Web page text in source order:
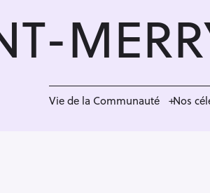
Vie de la Communauté Nos